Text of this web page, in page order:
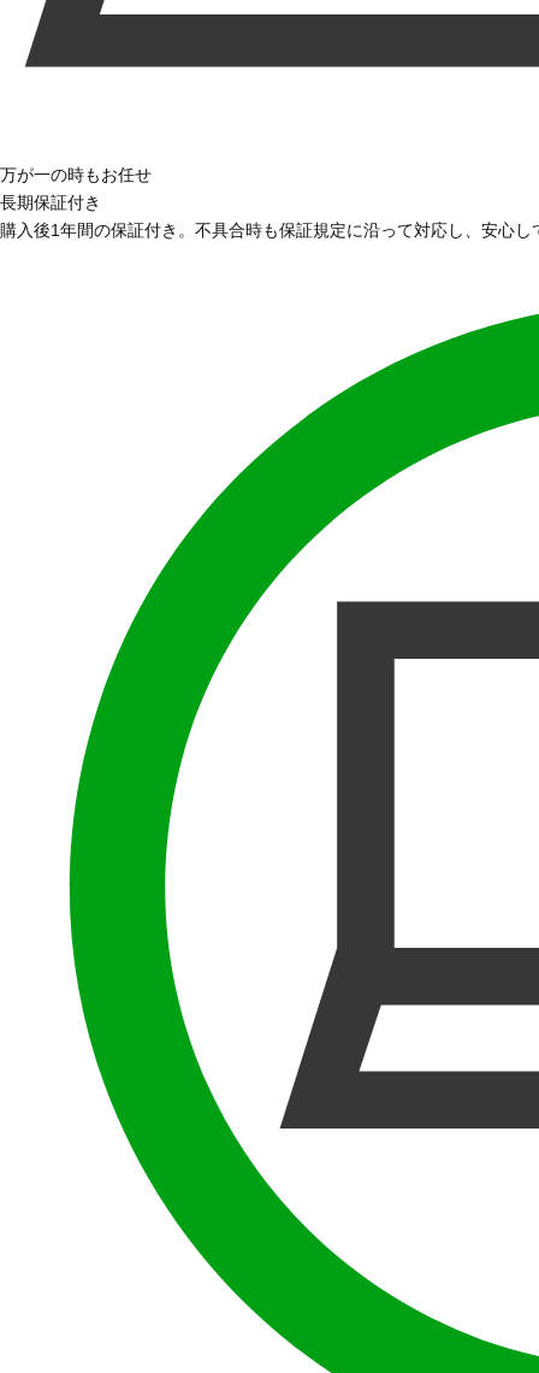
万が一の時もお任せ
長期保証付き
購入後1年間の保証付き。不具合時も保証規定に沿って対応し、安心